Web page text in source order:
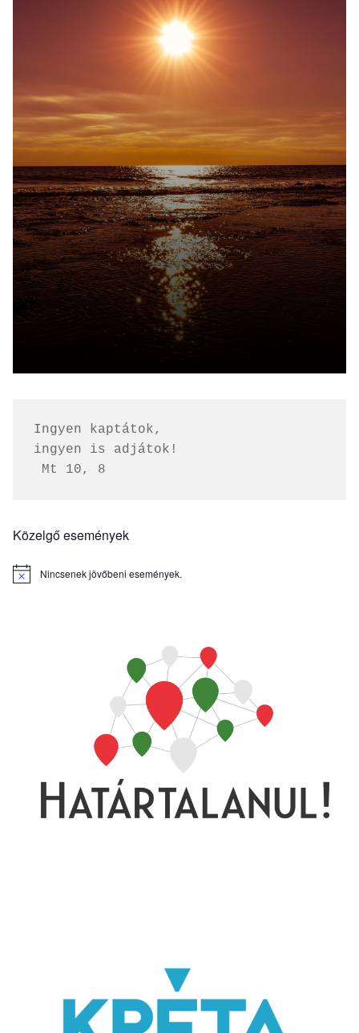
Ingyen kaptátok,
ingyen is adjátok!
Mt 10, 8
Közelgő események
Notice Nincsenek jövőbeni események.